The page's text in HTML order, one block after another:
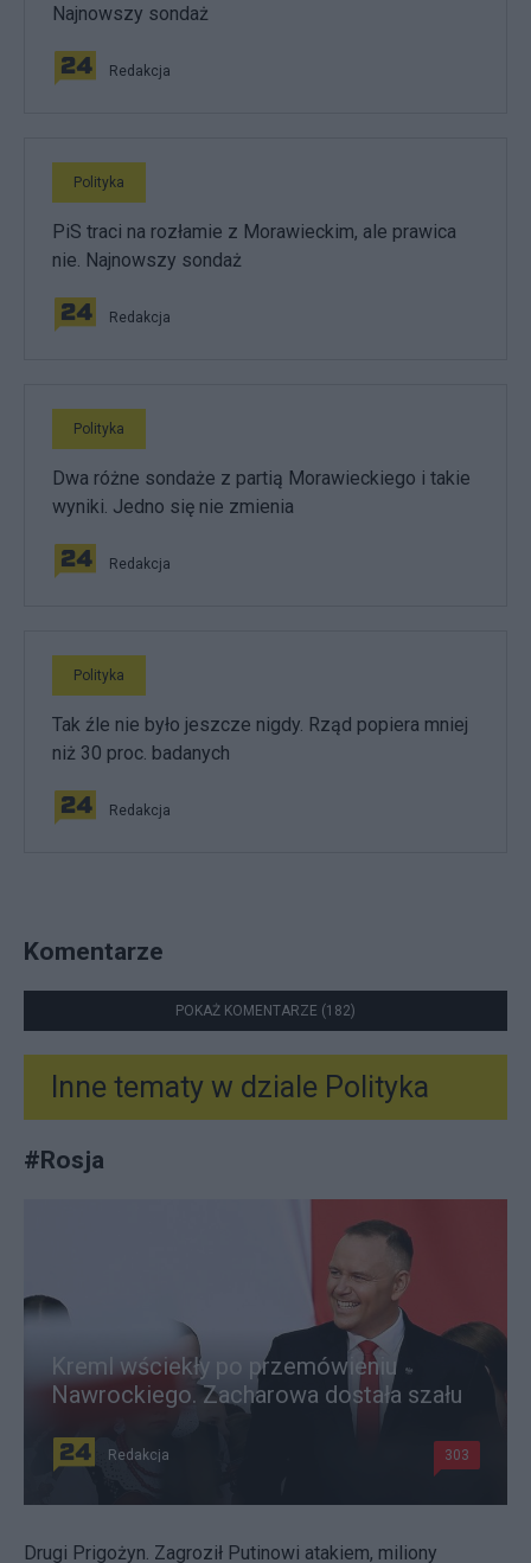
Najnowszy sondaż
Redakcja
Polityka
PiS traci na rozłamie z Morawieckim, ale prawica
nie. Najnowszy sondaż
Redakcja
Polityka
Dwa różne sondaże z partią Morawieckiego i takie
wyniki. Jedno się nie zmienia
Redakcja
Polityka
Tak źle nie było jeszcze nigdy. Rząd popiera mniej
niż 30 proc. badanych
Redakcja
Komentarze
POKAŻ KOMENTARZE (182)
Inne tematy w dziale Polityka
#Rosja
Kreml wściekły po przemówieniu
Nawrockiego. Zacharowa dostała szału
Redakcja 303
Drugi Prigożyn. Zagroził Putinowi atakiem, miliony